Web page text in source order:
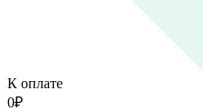
К оплате
0₽